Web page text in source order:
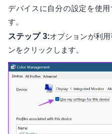
デバイスに自分の設定を使
す。
ステップ 3:オプションが利
ンをクリックします。